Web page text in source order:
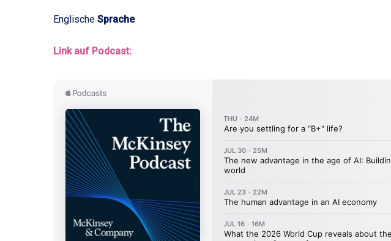
Englische Sprache
Link auf Podcast: